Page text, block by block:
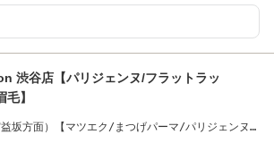
渋谷店【パリジェンヌ/フラットラッ
】
坂方面）【マツエク/まつげパーマ/パリジェンヌ/